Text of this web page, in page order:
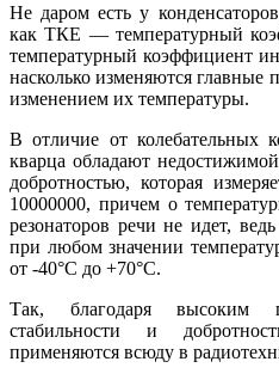
Не даром есть у
как ТКЕ — температурный
температурный коэффициент
насколько изменяются главные
изменением их температуры.
В отличие от колебательных
кварца обладают
добротностью, которая
10000000, причем о
резонаторов речи не идет,
при любом значении
от -40°C до +70°C.
Так, благодаря высоким
стабильности и
применяются всюду в